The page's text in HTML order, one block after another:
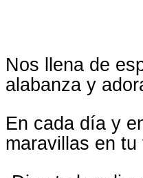
Nos llena de
alabanza y
En cada día y
maravillas en tu